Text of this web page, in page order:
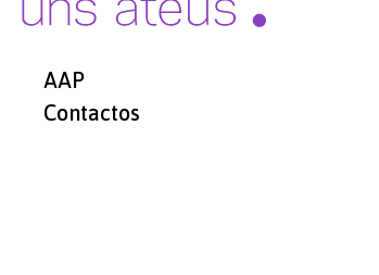
AAP
Contactos